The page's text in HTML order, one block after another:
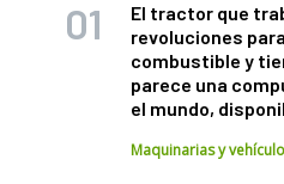
El tractor que
revoluciones
combustible y
parece una
el mundo,
Maquinarias y